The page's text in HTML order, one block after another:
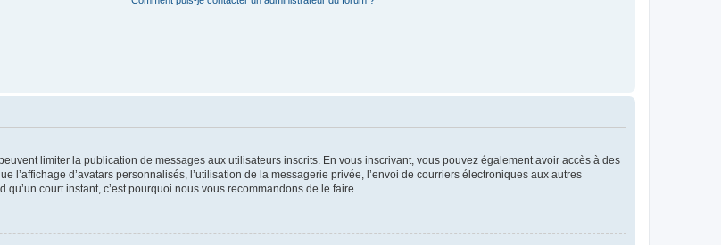
limiter la publication de messages aux utilisateurs inscrits. En vous inscrivant, vous pouvez également avoir accès à des
d’avatars personnalisés, l’utilisation de la messagerie privée, l’envoi de courriers électroniques aux autres
court instant, c’est pourquoi nous vous recommandons de le faire.